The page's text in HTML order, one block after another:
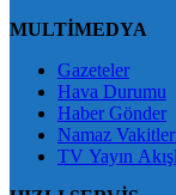
MULTİMEDYA
Gazeteler
Hava Durumu
Haber Gönder
Namaz
TV Yayın